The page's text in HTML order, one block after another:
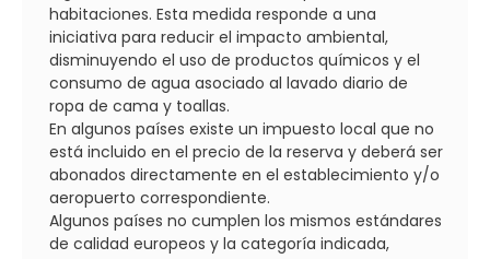
habitaciones. Esta medida responde a una
iniciativa para reducir el impacto ambiental,
disminuyendo el uso de productos químicos y el
consumo de agua asociado al lavado diario de
ropa de cama y toallas.
En algunos países existe un impuesto local que no
está incluido en el precio de la reserva y deberá ser
abonados directamente en el establecimiento y/o
aeropuerto correspondiente.
Algunos países no cumplen los mismos estándares
de calidad europeos y la categoría indicada,